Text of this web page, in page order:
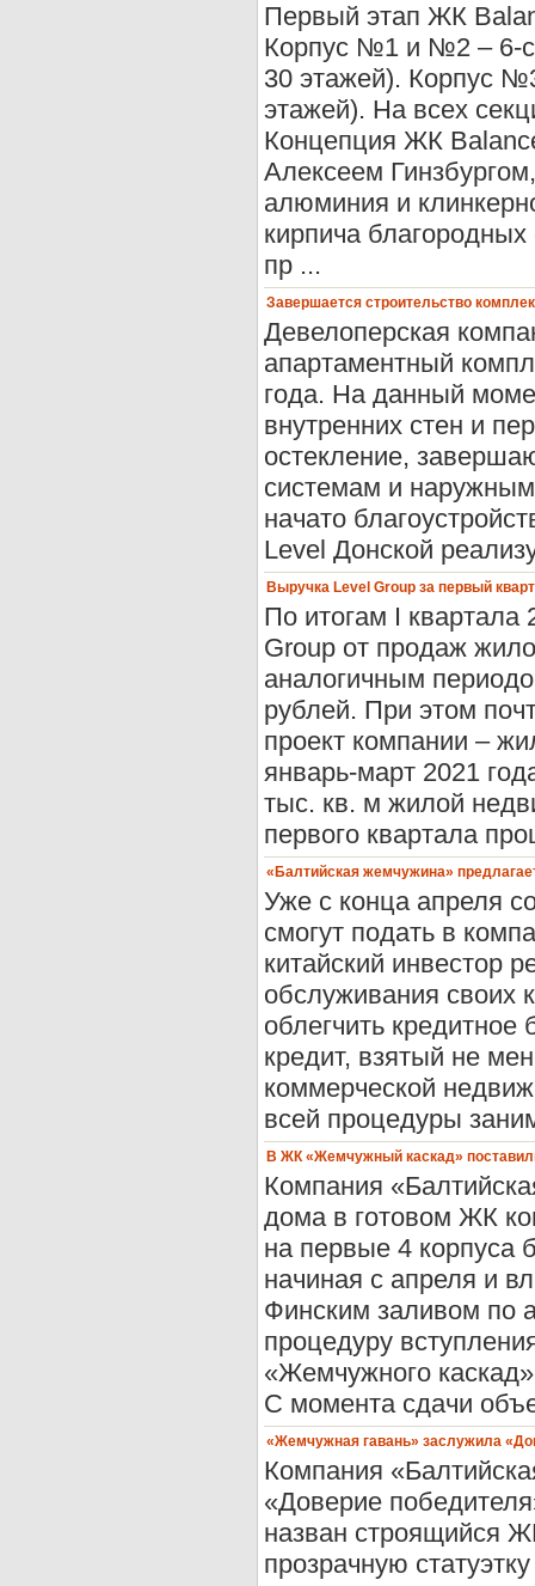
Первый этап ЖК
Корпус №1 и №2 – 6-
30 этажей). Корпус
этажей). На всех
Концепция ЖК
Алексеем
алюминия и
кирпича
пр ...
Завершается строительство
Девелоперская
апартаментный
года. На данный
внутренних стен и
остекление,
системам и
начато
Level Донской
Выручка Level Group за первый
По итогам I квартала
Group от продаж
аналогичным
рублей. При этом
проект компании –
январь-март 2021
тыс. кв. м жилой
первого квартала
«Балтийская жемчужина»
Уже с конца апреля
смогут подать в
китайский инвестор
обслуживания своих
облегчить
кредит, взятый не
коммерческой
всей процедуры
В ЖК «Жемчужный каскад»
Компания
дома в готовом ЖК
на первые 4
начиная с апреля и
Финским заливом по
процедуру
«Жемчужного
С момента сдачи
«Жемчужная гавань» заслужила
Компания
«Доверие
назван строящийся
прозрачную